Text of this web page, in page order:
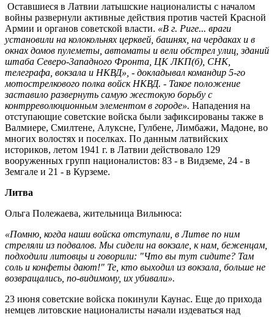
Оставшиеся в Латвии латышские националисты с началом
войны развернули активные действия против частей Красной
Армии и органов советской власти. «В г. Риге... враги
установили на колокольнях церквей, башнях, на чердаках и в
окнах домов пулеметы, автоматы и вели обстрел улиц, зданий
штаба Северо-3ападного Фронта, ЦК ЛКП(б), СНК,
телеграфа, вокзала и НКВД», - докладывал командир 5-го
мотострелкового полка войск НКВД. - Такое положение
заставило развернуть самую жестокую борьбу с
контрреволюционным элементом в городе». Нападения на
отступающие советские войска были зафиксированы также в
Валмиере, Смилтене, Алуксне, Гулбене, Лимбажи, Мадоне, во
многих волостях и поселках. По данным латвийских
историков, летом 1941 г. в Латвии действовало 129
вооруженных групп националистов: 83 - в Видземе, 24 - в
Земгале и 21 - в Курземе.
Литва
Ольга Полежаева, жительница Вильнюса:
«Помню, когда наши войска отступали, в Литве по ним
стреляли из подвалов. Мы сидели на вокзале, к нам, беженцам,
подходили литовцы и говорили: "Что вы тут сидите? Там
соль и конфеты дают!" Те, кто выходил из вокзала, больше не
возвращались, по-видимому, их убивали».
23 июня советские войска покинули Каунас. Еще до прихода
немцев литовские националисты начали издеваться над